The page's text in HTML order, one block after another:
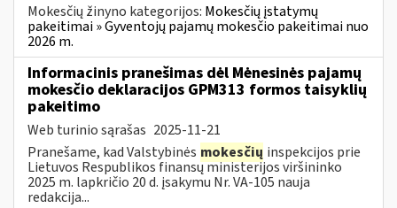
Mokesčių žinyno kategorijos: Mokesčių įstatymų
pakeitimai » Gyventojų pajamų mokesčio pakeitimai nuo
2026 m.
Informacinis pranešimas dėl Mėnesinės pajamų
mokesčio deklaracijos GPM313 formos taisyklių
pakeitimo
Web turinio sąrašas 2025-11-21
Pranešame, kad Valstybinės mokesčių inspekcijos prie
Lietuvos Respublikos finansų ministerijos viršininko
2025 m. lapkričio 20 d. įsakymu Nr. VA-105 nauja
redakcija...